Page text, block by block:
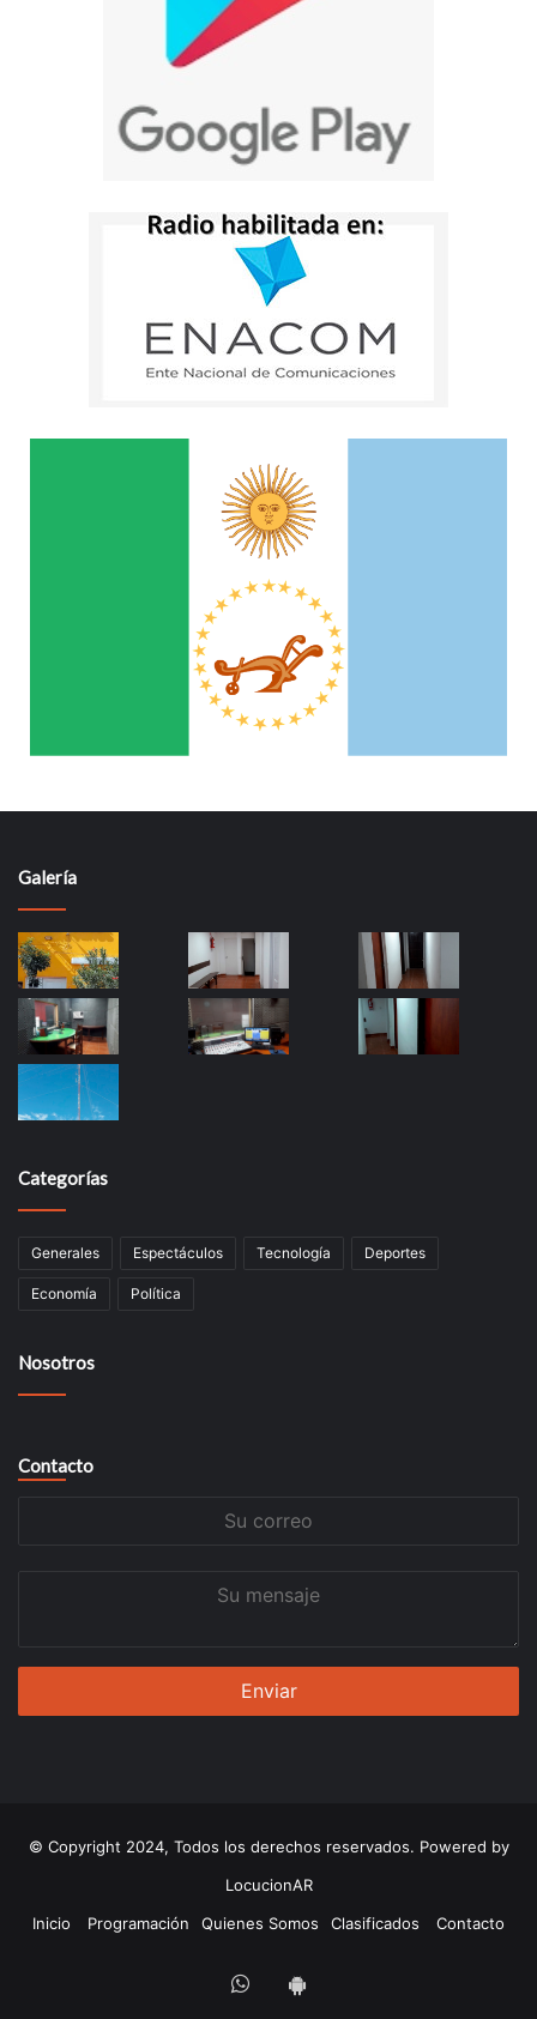
Galería
Categorías
Generales Espectáculos Tecnología Deportes
Economía Política
Nosotros
Contacto
© Copyright 2024, Todos los derechos reservados. Powered by
LocucionAR
Inicio
Programación Quienes Somos Clasificados Contacto
Whatsapp